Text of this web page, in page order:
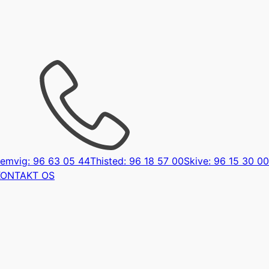
96 63 05 44Thisted: 96 18 57 00Skive: 96 15 30 00
OS